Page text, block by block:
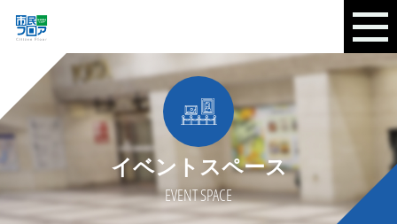
イベントスペース
EVENT SPACE